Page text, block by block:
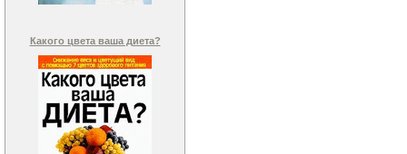
Какого цвета ваша диета?